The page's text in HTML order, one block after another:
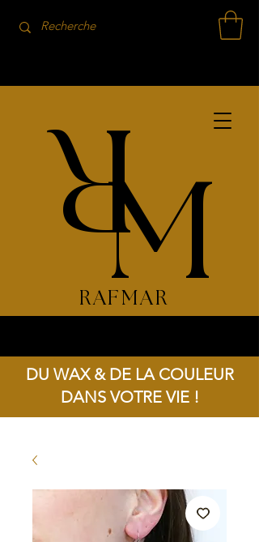
RM
RAFMAR
DU WAX & DE LA COULEUR
DANS VOTRE VIE !